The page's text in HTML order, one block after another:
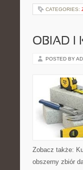
CATEGORIES:
OBIAD I
POSTED BY
Zobacz także:
obszerny zbiór